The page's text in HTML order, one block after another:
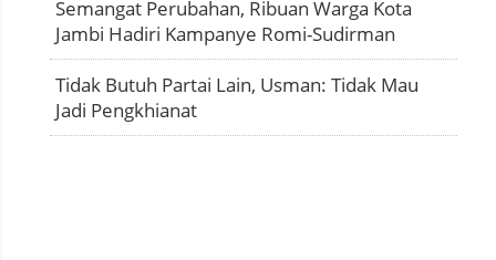
Semangat Perubahan, Ribuan Warga Kota
Jambi Hadiri Kampanye Romi-Sudirman
Tidak Butuh Partai Lain, Usman: Tidak Mau
Jadi Pengkhianat